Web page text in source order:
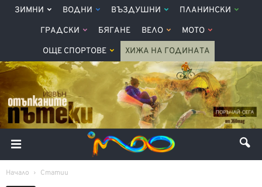
ЗИМНИ ВОДНИ ВЪЗДУШНИ ПЛАНИНСКИ
ГРАДСКИ БЯГАНЕ ВЕЛО МОТО
ОЩЕ СПОРТОВЕ ХИЖА НА ГОДИНАТА
Начало Статии